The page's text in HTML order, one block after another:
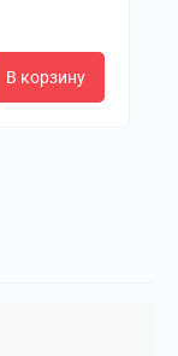
В корзину